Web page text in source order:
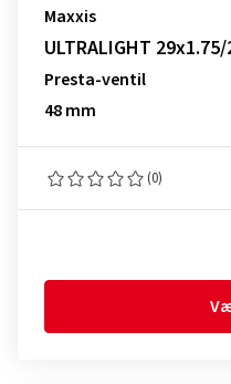
Maxxis
ULTRALIGHT
Presta-ventil
48 mm
(0)